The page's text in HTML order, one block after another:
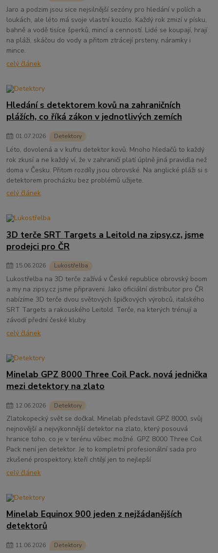
Jaro a podzim jsou sice nejsilnější sezóny pro hledání v polích a
loukách, ale léto má svoje vlastní kouzlo. Každý rok zmizí v písku,
bahně a vodě tisíce šperků, mincí a cenností. Lidé se koupají, hrají
na pláži, skáčou do vody a přitom ztrácejí prsteny, náramky i
mince.
celý článek
Hledání s detektorem kovů na zahraničních
plážích, co říká zákon v jednotlivých zemích
01.07.2026 Detektory
Léto, dovolená a v kufru detektor kovů. Mnoho hledačů to každý
rok zkusí a ne každý ví, že v zahraničí platí úplně jiná pravidla než
doma v Česku. Přitom rozdíly jsou obrovské. Na anglické pláži si s
detektorem procházku bez problémů užijete.
celý článek
3D terče SRT Targets a Leitold na zipsy.cz, jsme
prodejci pro ČR
15.06.2026 Lukostřelba
Lukostřelba na 3D terče zažívá v České republice obrovský boom
a my na zipsy.cz jsme připraveni. Jako oficiální distributor pro ČR
nabízíme 3D terče dvou světových špičkových výrobců, italského
SRT Targets a rakouského Leitold. Terče, na kterých trénují a
závodí přední české kluby.
celý článek
Minelab GPZ 8000 Three Coil Pack, nová jednička
mezi detektory na zlato
12.06.2026 Detektory
Zlatokopecký svět se dočkal. Minelab představil GPZ 8000, svůj
nejnovější a nejvýkonnější detektor na zlato, který posouvá
hranice toho, co je v terénu vůbec možné. GPZ 8000 Three Coil
Pack není jen detektor. Je to kompletní profesionální sada pro
zkušené prospektory, kteří chtějí jen to nejlepší
celý článek
Minelab Equinox 900 jeden z nejžádanějších
detektorů
11.06.2026 Detektory